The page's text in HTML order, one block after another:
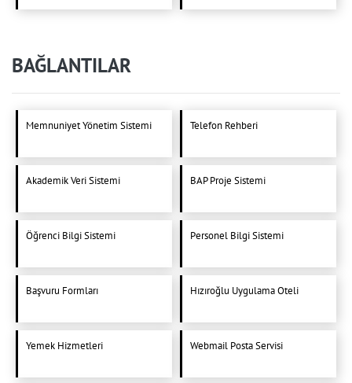
BAĞLANTILAR
Memnuniyet Yönetim Sistemi Telefon Rehberi
Akademik Veri Sistemi BAP Proje Sistemi
Öğrenci Bilgi Sistemi Personel Bilgi Sistemi
Başvuru Formları Hızıroğlu Uygulama Oteli
Yemek Hizmetleri Webmail Posta Servisi